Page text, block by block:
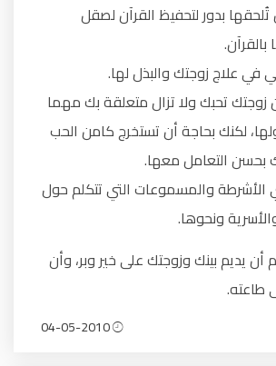
بدور لتحفيظ القرآن لصقل
في علاج زوجتك والبذل لها.
زوجتك تحبك ولا تزال متعلقة بك مهما
لكنك بحاجة أن تستخرج كامن الحب
التعامل معها.
الأشرطة والمسموعات التي تتكلم حول
ونحوها.
أن يديم بينك وزوجتك على خير وبر، وأن
طاعته.